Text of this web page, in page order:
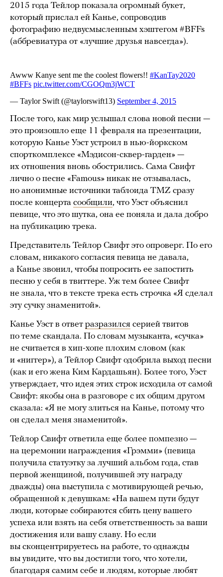
2015 года Тейлор показала огромный букет,
который прислал ей Канье, сопроводив
фотографию недвусмысленным хэштегом #BFFs
(аббревиатура от «лучшие друзья навсегда»).
После того, как мир услышал слова новой песни —
это произошло еще 11 февраля на презентации,
которую Канье Уэст устроил в нью-йоркском
спорткомплексе «Мэдисон-сквер-гарден» —
их отношения вновь обострились. Сама Свифт
лично о песне «Famous» никак не отзывалась,
но анонимные источники таблоида TMZ сразу
после концерта сообщили, что Уэст объяснил
певице, что это шутка, она ее поняла и дала добро
на публикацию трека.
Представитель Тейлор Свифт это опроверг. По его
словам, никакого согласия певица не давала,
а Канье звонил, чтобы попросить ее запостить
песню у себя в твиттере. Уж тем более Свифт
не знала, что в тексте трека есть строчка «Я сделал
эту сучку знаменитой».
Канье Уэст в ответ разразился серией твитов
по теме скандала. По словам музыканта, «сучка»
не считается в хип-хопе плохим словом (как
и «ниггер»), а Тейлор Свифт одобрила выход песни
(как и его жена Ким Кардашьян). Более того, Уэст
утверждает, что идея этих строк исходила от самой
Свифт: якобы она в разговоре с их общим другом
сказала: «Я не могу злиться на Канье, потому что
он сделал меня знаменитой».
Тейлор Свифт ответила еще более помпезно —
на церемонии награждения «Грэмми» (певица
получила статуэтку за лучший альбом года, став
первой женщиной, получившей эту награду
дважды) она выступила с мотивирующей речью,
обращенной к девушкам: «На вашем пути будут
люди, которые собираются сбить цену вашего
успеха или взять на себя ответственность за ваши
достижения или вашу славу. Но если
вы сконцентрируетесь на работе, то однажды
вы увидите, что вы достигли того, что хотели,
благодаря самим себе и людям, которые любят